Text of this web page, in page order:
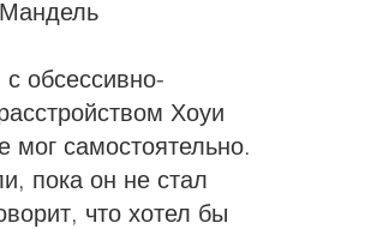
обсессивно-
Хоуи
самостоятельно.
пока он не стал
что хотел бы